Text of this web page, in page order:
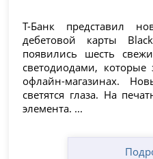
Т-Банк представил
дебетовой карты
появились шесть
светодиодами, которые
офлайн-магазинах.
светятся глаза. На
элемента. ...